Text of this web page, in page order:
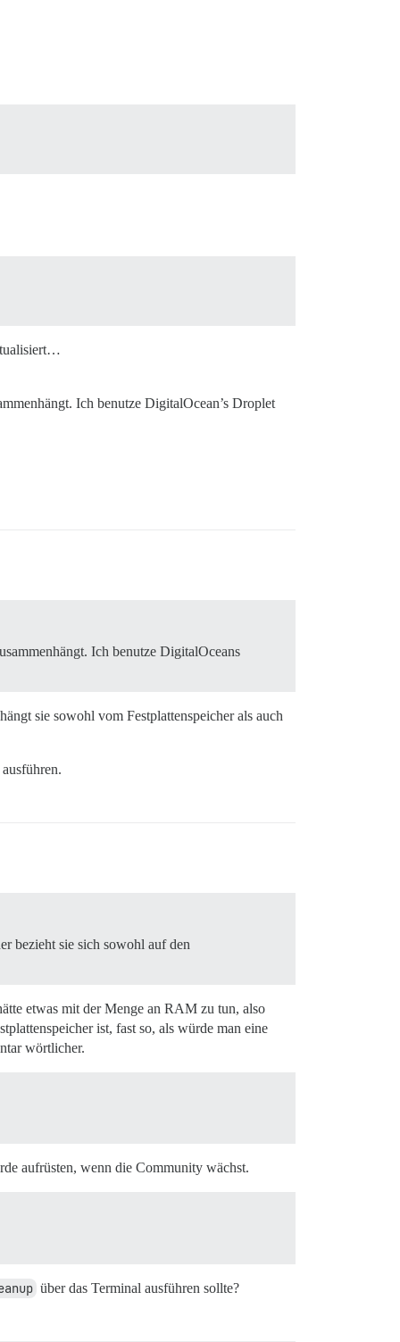
Ich benutze DigitalOcean’s Droplet
Ich benutze DigitalOceans
sie sowohl vom Festplattenspeicher als auch
ausführen.
bezieht sie sich sowohl auf den
etwas mit der Menge an RAM zu tun, also
ist, fast so, als würde man eine
wörtlicher.
aufrüsten, wenn die Community wächst.
über das Terminal ausführen sollte?